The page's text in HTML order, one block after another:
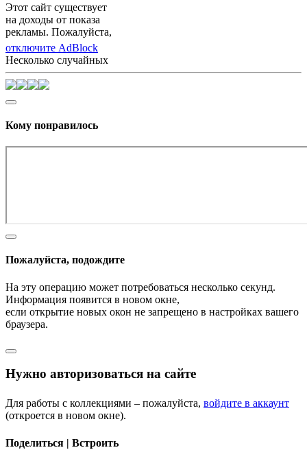
Этот сайт существует
на доходы от показа
рекламы. Пожалуйста,
отключите AdBlock
Несколько случайных
Кому понравилось
Пожалуйста, подождите
На эту операцию может потребоваться несколько секунд.
Информация появится в новом окне,
если открытие новых окон не запрещено в настройках вашего
браузера.
Нужно авторизоваться на сайте
Для работы с коллекциями – пожалуйста, войдите в аккаунт
(откроется в новом окне).
Поделиться | Встроить